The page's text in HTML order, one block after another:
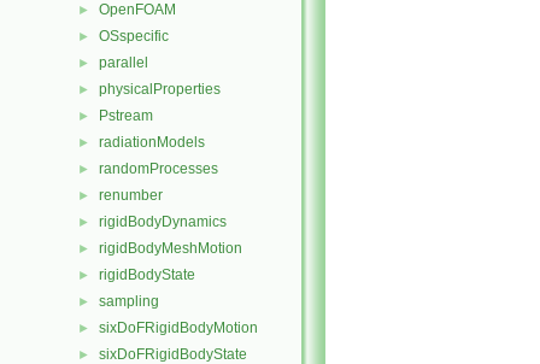
► OpenFOAM
► OSspecific
► parallel
► physicalProperties
► Pstream
► radiationModels
► randomProcesses
► renumber
► rigidBodyDynamics
► rigidBodyMeshMotion
► rigidBodyState
► sampling
► sixDoFRigidBodyMotion
► sixDoFRigidBodyState